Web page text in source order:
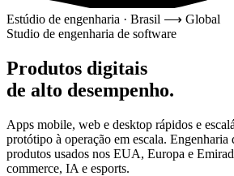
Estúdio de engenharia · Brasil ⟶ Global
Studio de engenharia de software
Produtos digitais
de alto desempenho.
Apps mobile, web e desktop rápidos e
protótipo à operação em escala. Engenharia
produtos usados nos EUA, Europa e
commerce, IA e esports.